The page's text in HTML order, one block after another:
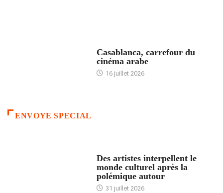
Casablanca, carrefour du
cinéma arabe
16 juillet 2026
ENVOYE SPECIAL
Des artistes interpellent le
monde culturel après la
polémique autour
31 juillet 2026